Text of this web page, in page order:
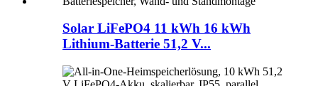
Solar LiFePO4 11 kWh 16 kWh
Lithium-Batterie 51,2 V...